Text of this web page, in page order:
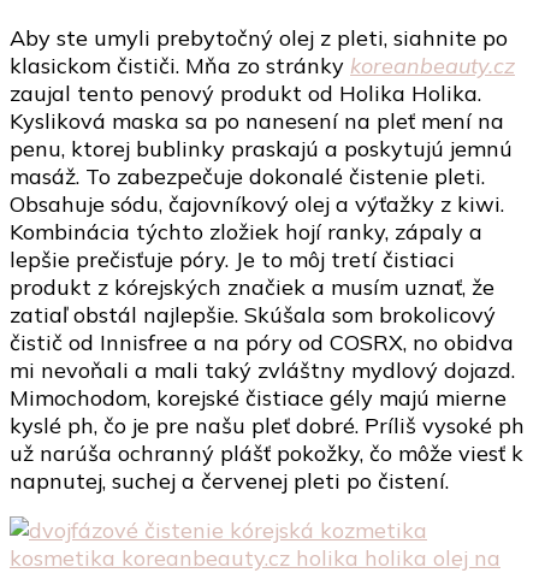
Aby ste umyli prebytočný olej z pleti, siahnite po
klasickom čističi. Mňa zo stránky koreanbeauty.cz
zaujal tento penový produkt od Holika Holika.
Kysliková maska sa po nanesení na pleť mení na
penu, ktorej bublinky praskajú a poskytujú jemnú
masáž. To zabezpečuje dokonalé čistenie pleti.
Obsahuje sódu, čajovníkový olej a výťažky z kiwi.
Kombinácia týchto zložiek hojí ranky, zápaly a
lepšie prečisťuje póry. Je to môj tretí čistiaci
produkt z kórejských značiek a musím uznať, že
zatiaľ obstál najlepšie. Skúšala som brokolicový
čistič od Innisfree a na póry od COSRX, no obidva
mi nevoňali a mali taký zvláštny mydlový dojazd.
Mimochodom, korejské čistiace gély majú mierne
kyslé ph, čo je pre našu pleť dobré. Príliš vysoké ph
už narúša ochranný plášť pokožky, čo môže viesť k
napnutej, suchej a červenej pleti po čistení.